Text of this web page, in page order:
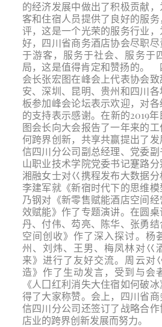
的经济发展中做出了积极贡献
客和住宿人员提供了良好的服
评，这是一个光荣的服务行业
好，四川省商务酒店协会尽职
于游客，服务于社会、服务于
局，这是值得肯定和赞扬的。
会长张宏图在峰会上代表协会
安、深圳、昆明、贵州和四川
板参加峰会论坛表示欢迎，对
的支持表示感谢。在新的2019
图会长向大会报告了一年来的
何跨界创新，共享共赢提出了
信四川分公司副总经理、党委
山职业技术学院党委书记蹇路
湘融女士对巜携程发布大数据分
李建军就《新宿时代下的思维
乃钢对《新零售赋能酒店空间
效赋能》作了专题演讲。在圆
丹、付伟、芶亮、陈华、张勇
空间创收》作了深入探讨。杨
州、刘炜、王男、梅凤林对巜
来》进行了友好交流。周云对
造》作了生动发言，受到与会
《人囗红利消失大住宿如何破
得了大家称赞。会上，四川省
信四川分公司还签订了战略合
店业的跨界创新发展而努力。